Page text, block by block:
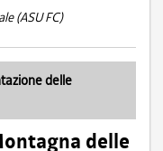
(ASU FC)
delle
delle